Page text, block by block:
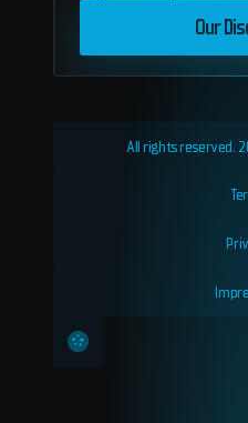
Our
All rights reserved.